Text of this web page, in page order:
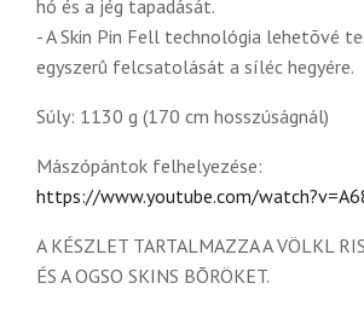
hó és a jég tapadását.
- A Skin Pin Fell technológia lehetõvé
egyszerû felcsatolását a síléc hegyére.
Súly: 1130 g (170 cm hosszúságnál)
Mászópántok felhelyezése:
https://www.youtube.com/
A KÉSZLET TARTALMAZZA A VÖLKL
ÉS A OGSO SKINS BÕRÖKET.